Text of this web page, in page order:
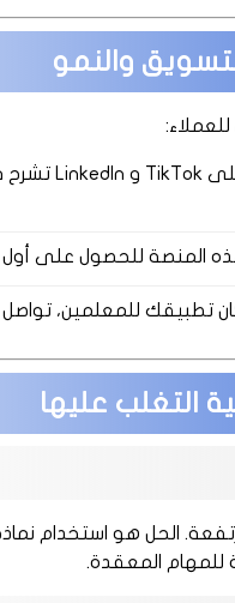
والنمو
على أول 100 عميل مجاناً وبناء زخم أولي.
كان تطبيقك للمعلمين،
التغلب عليها